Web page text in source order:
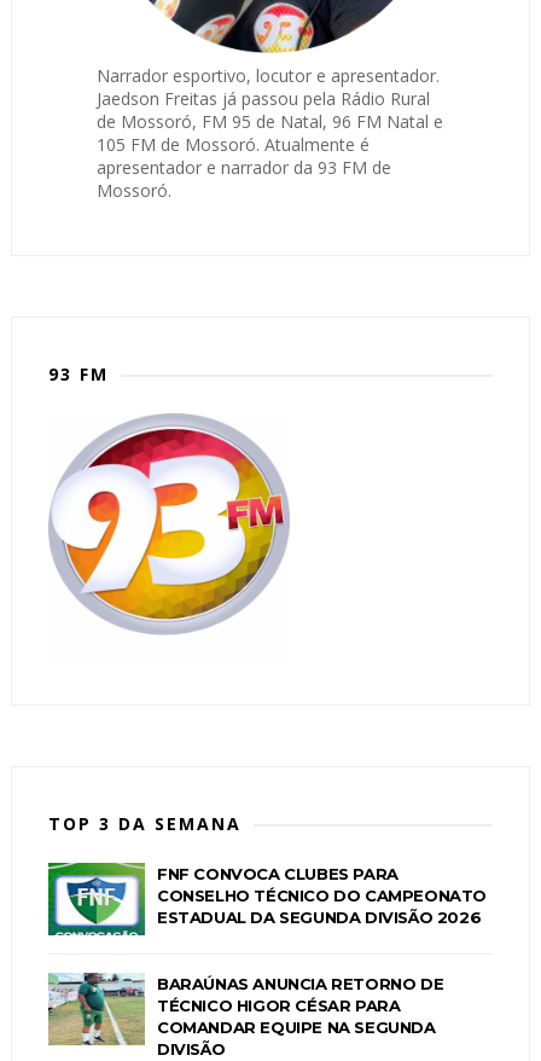
Narrador esportivo, locutor e apresentador.
Jaedson Freitas já passou pela Rádio Rural
de Mossoró, FM 95 de Natal, 96 FM Natal e
105 FM de Mossoró. Atualmente é
apresentador e narrador da 93 FM de
Mossoró.
93 FM
TOP 3 DA SEMANA
FNF CONVOCA CLUBES PARA
CONSELHO TÉCNICO DO CAMPEONATO
ESTADUAL DA SEGUNDA DIVISÃO 2026
BARAÚNAS ANUNCIA RETORNO DE
TÉCNICO HIGOR CÉSAR PARA
COMANDAR EQUIPE NA SEGUNDA
DIVISÃO